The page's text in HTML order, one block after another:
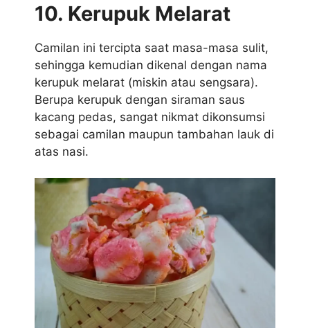
10. Kerupuk Melarat
Camilan ini tercipta saat masa-masa sulit,
sehingga kemudian dikenal dengan nama
kerupuk melarat (miskin atau sengsara).
Berupa kerupuk dengan siraman saus
kacang pedas, sangat nikmat dikonsumsi
sebagai camilan maupun tambahan lauk di
atas nasi.